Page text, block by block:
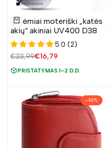
Pridėti
sąrašą
Į krepšelį
Berėmiai moteriški „katės
akių“ akiniai UV400 D38
5.0 (2)
Įprasta
€23,99Pardavimo
€16,79
PRISTATYMAS 1–2 D.D.
–10%